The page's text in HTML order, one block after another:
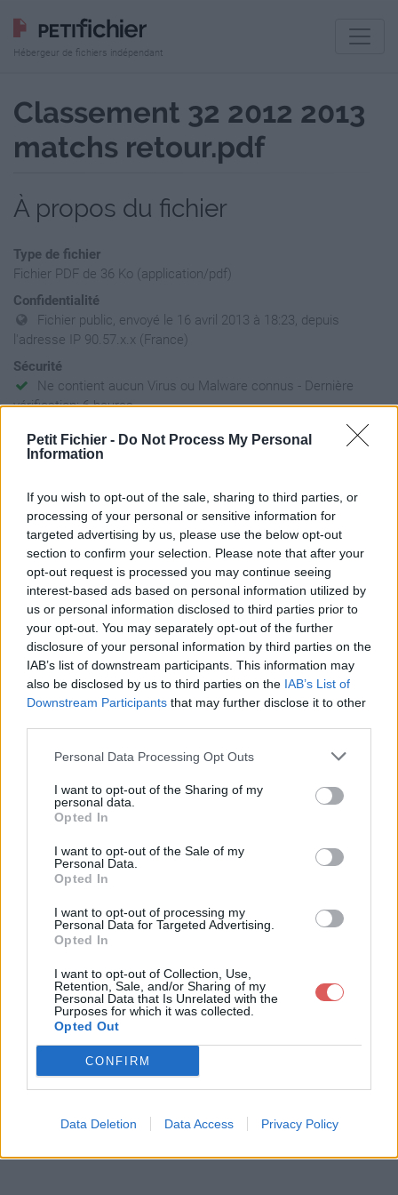
Petit Fichier - Do Not Process My Personal
Information
If you wish to opt-out of the sale, sharing to third parties, or
processing of your personal or sensitive information for
targeted advertising by us, please use the below opt-out
section to confirm your selection. Please note that after your
opt-out request is processed you may continue seeing
interest-based ads based on personal information utilized by
us or personal information disclosed to third parties prior to
your opt-out. You may separately opt-out of the further
disclosure of your personal information by third parties on the
IAB’s list of downstream participants. This information may
also be disclosed by us to third parties on the IAB’s List of
Downstream Participants that may further disclose it to other
Personal Data Processing Opt Outs
I want to opt-out of the Sharing of my
personal data.
Opted In
I want to opt-out of the Sale of my
Personal Data.
Opted In
I want to opt-out of processing my
Personal Data for Targeted Advertising.
Opted In
I want to opt-out of Collection, Use,
Retention, Sale, and/or Sharing of my
Personal Data that Is Unrelated with the
Purposes for which it was collected.
Opted Out
CONFIRM
Data Deletion Data Access Privacy Policy
Hébergeur de fichiers indépendant
Classement 32 2012 2013
matchs retour.pdf
À propos du fichier
Type de fichier
Fichier PDF de 36 Ko (application/pdf)
Confidentialité
Fichier public, envoyé le 16 avril 2013 à 18:23, depuis
l'adresse IP 90.57.x.x (France)
Sécurité
Ne contient aucun Virus ou Malware connus - Dernière
vérification: 6 heures
Statistiques
La présente page de téléchargement a été vue 1268 fois depuis
Page de téléchargement
https://www.petit-fichier.fr/2013/04/16/classement-32-2012-
2013-matchs-retour/
Copier
Partager le fichier Classement
32 2012-2013 matchs retour.pdf
sur le Web et les réseaux
sociaux:
Télécharger le fichier Classemen
t 32 2012-2013 matchs retour.pdf
Télécharger Classement 32 2012-
2013 matchs retour.pdf
Télécharger le fichier (36 Ko)